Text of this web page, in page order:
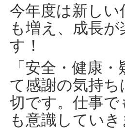
今年度は新しい
も増え、成長
す！
「安全・健康
て感謝の気持
切です。仕事で
も意識してい